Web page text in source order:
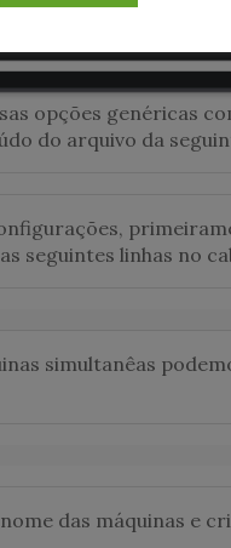
opções genéricas
do arquivo da
seguintes linhas no
simultanêas
das máquinas e